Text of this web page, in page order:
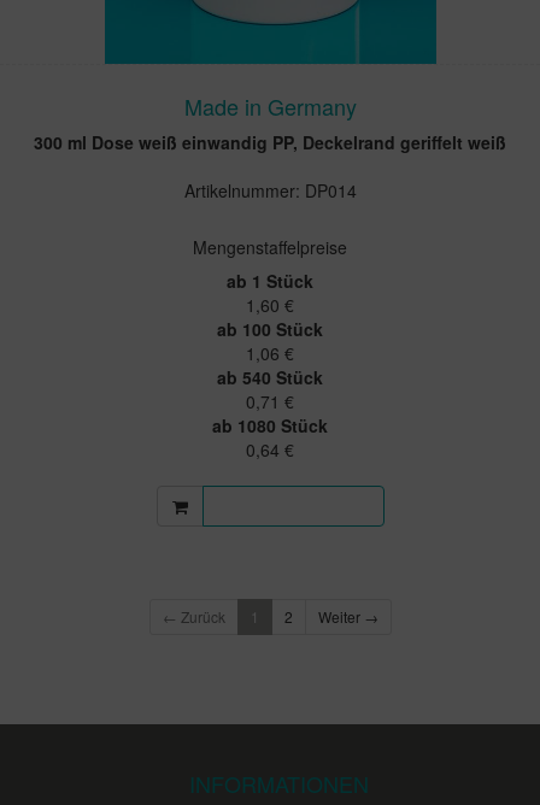
Made in Germany
300 ml Dose weiß einwandig PP, Deckelrand geriffelt weiß
Artikelnummer: DP014
Mengenstaffelpreise
ab 1 Stück
1,60 €
ab 100 Stück
1,06 €
ab 540 Stück
0,71 €
ab 1080 Stück
0,64 €
← Zurück 1 2 Weiter →
INFORMATIONEN